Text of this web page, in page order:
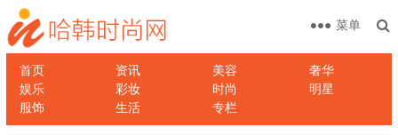
首页 资讯 美容
奢华
娱乐
彩妆 时尚
明星
服饰
生活 专栏
菜单